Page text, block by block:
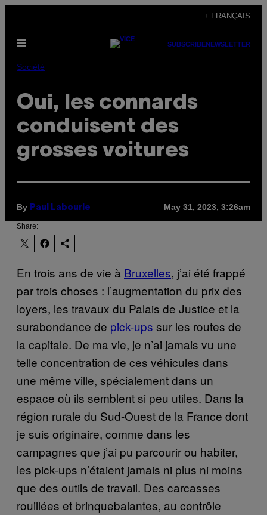
content
+ FRANÇAIS
Open
SUBSCRIBENEWSLETTER
Société
Oui, les connards
conduisent des
grosses voitures
By Paul Labourie May 31, 2023, 3:26am
Share:
En trois ans de vie à Bruxelles, j’ai été frappé
par trois choses : l’augmentation du prix des
loyers, les travaux du Palais de Justice et la
surabondance de pick-ups sur les routes de
la capitale. De ma vie, je n’ai jamais vu une
telle concentration de ces véhicules dans
une même ville, spécialement dans un
espace où ils semblent si peu utiles. Dans la
région rurale du Sud-Ouest de la France dont
je suis originaire, comme dans les
campagnes que j’ai pu parcourir ou habiter,
les pick-ups n’étaient jamais ni plus ni moins
que des outils de travail. Des carcasses
rouillées et brinquebalantes, au contrôle